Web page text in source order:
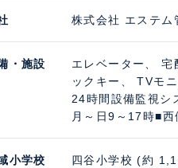
株式会社 エステム
・施設
エレベーター、
ックキー、 TVモ
24時間設備監視シ
月～日9～17時■
小学校 四谷小学校 (約